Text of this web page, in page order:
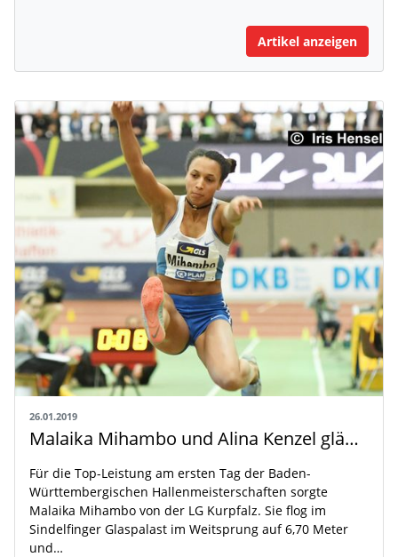
Artikel anzeigen
26.01.2019
Malaika Mihambo und Alina Kenzel glänzen im Glaspalast mit EM-Norm
Für die Top-Leistung am ersten Tag der Baden-
Württembergischen Hallenmeisterschaften sorgte
Malaika Mihambo von der LG Kurpfalz. Sie flog im
Sindelfinger Glaspalast im Weitsprung auf 6,70 Meter
und…